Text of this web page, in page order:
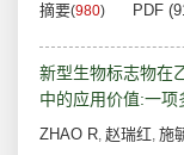
摘要(980) PDF
新型生物标志物在
中的应用价值:一
ZHAO R, 赵瑞红, 施